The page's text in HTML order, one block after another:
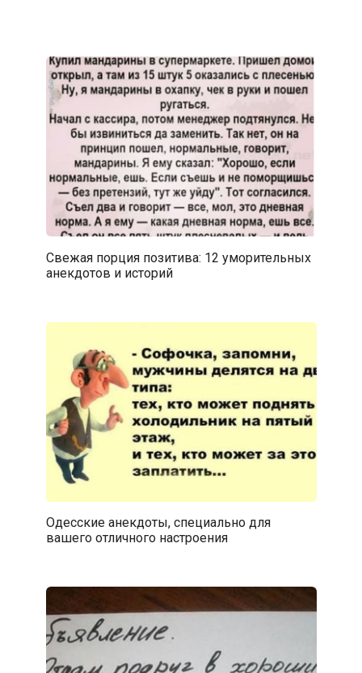
Свежая порция позитива: 12 уморительных
анекдотов и историй
Одесские анекдоты, специально для
вашего отличного настроения